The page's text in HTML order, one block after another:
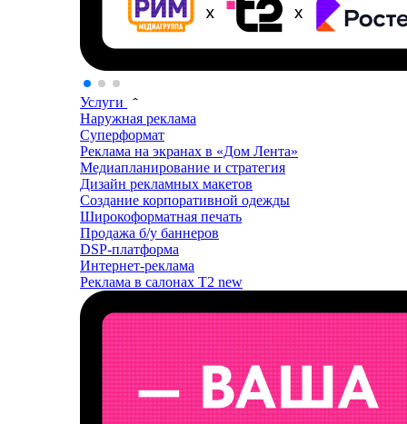
Услуги
Наружная реклама
Суперформат
Реклама на экранах в «Дом Лента»
Медиапланирование и стратегия
Дизайн рекламных макетов
Создание корпоративной одежды
Широкоформатная печать
Продажа б/у баннеров
DSP-платформа
Интернет-реклама
Реклама в салонах T2 new